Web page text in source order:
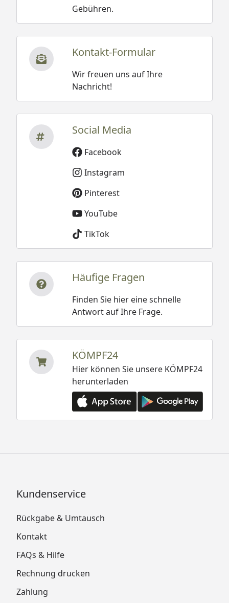
Gebühren.
Kontakt-Formular
Wir freuen uns auf Ihre
Nachricht!
Social Media
Facebook
Instagram
Pinterest
YouTube
TikTok
Häufige Fragen
Finden Sie hier eine schnelle
Antwort auf Ihre Frage.
KÖMPF24
Hier können Sie unsere KÖMPF24
herunterladen
Kundenservice
Rückgabe & Umtausch
Kontakt
FAQs & Hilfe
Rechnung drucken
Zahlung